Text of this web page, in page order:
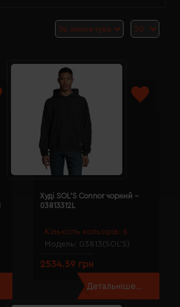
Кількість кольорів: 6
Модель: 03813(SOL’S)
Худі SOL'S Connor чорний -
03813312L
2534.59 грн
Детальніше...